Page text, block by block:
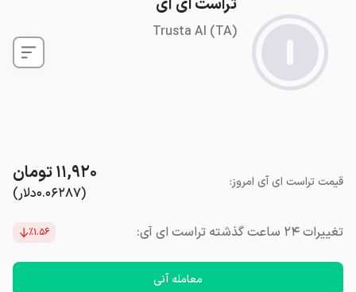
تراست ای آی
Trusta AI (TA)
قیمت تراست ای آی امروز:
(۰.۰۶۲۸۷دلار)
۱۱,۹۲۰تومان
تغییرات ۲۴ ساعت گذشته تراست ای آی: ٪۱.۵۶
معامله آنی